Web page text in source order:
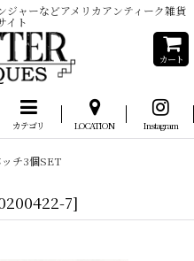
ャーなどアメリカアンティーク雑貨
イト
カート
カテゴリ LOCATION Instagram
チ3個SET
7]